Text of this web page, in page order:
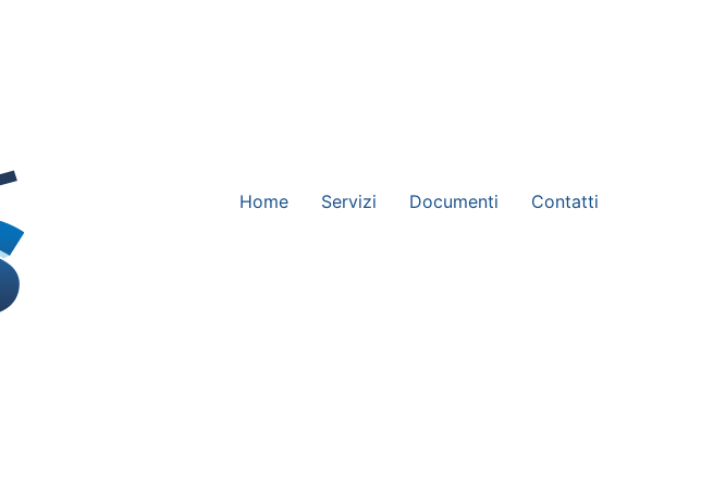
Home Servizi Documenti Contatti